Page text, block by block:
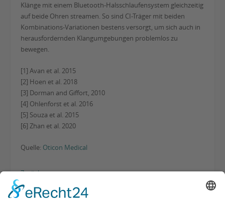
Klänge mit einem Bluetooth-Halsschlaufensystem gleichzeitig
auf beide Ohren streamen. So sind CI-Träger mit beiden
Kombinations-Variationen bestens versorgt, um sich auch in
herausfordernden Klangumgebungen problemlos zu
bewegen.
[1] Avan et al. 2015
[2] Hoen et al. 2018
[3] Dorman and Giffort, 2010
[4] Ohlenforst et al. 2016
[5] Souza et al. 2015
[6] Zhan et al. 2020
Quelle: Oticon Medical
Zurück